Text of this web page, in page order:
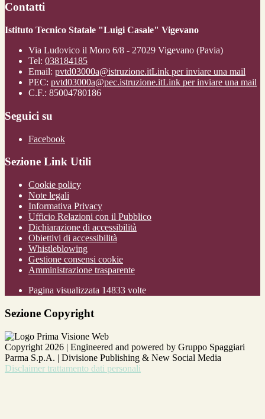
Contatti
Istituto Tecnico Statale "Luigi Casale" Vigevano
Via Ludovico il Moro 6/8 - 27029 Vigevano (Pavia)
Tel: 038184185
Email: pvtd03000a@istruzione.itLink per inviare una mail
PEC: pvtd03000a@pec.istruzione.itLink per inviare una mail
C.F.: 85004780186
Seguici su
Facebook
Sezione Link Utili
Cookie policy
Note legali
Informativa Privacy
Ufficio Relazioni con il Pubblico
Dichiarazione di accessibilità
Obiettivi di accessibilità
Whistleblowing
Gestione consensi cookie
Amministrazione trasparente
Pagina visualizzata 14833 volte
Sezione Copyright
Copyright 2026 | Engineered and powered by Gruppo Spaggiari
Parma S.p.A. | Divisione Publishing & New Social Media
Disclaimer trattamento dati personali